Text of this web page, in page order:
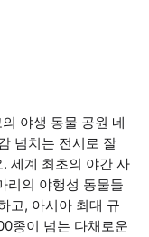
야생 동물 공원 네
넘치는 전시로 잘
세계 최초의 야간 사
리의 야행성 동물들
고, 아시아 최대 규
종이 넘는 다채로운